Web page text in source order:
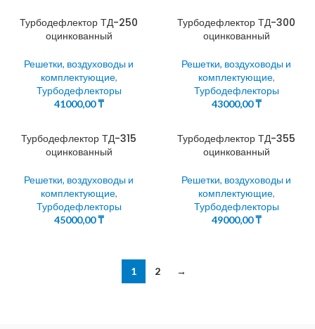
Турбодефлектор ТД-250
оцинкованный
Решетки, воздуховоды и
комплектующие,
Турбодефлекторы
41000,00₸
Турбодефлектор ТД-300
оцинкованный
Решетки, воздуховоды и
комплектующие,
Турбодефлекторы
43000,00₸
Турбодефлектор ТД-315
оцинкованный
Решетки, воздуховоды и
комплектующие,
Турбодефлекторы
45000,00₸
Турбодефлектор ТД-355
оцинкованный
Решетки, воздуховоды и
комплектующие,
Турбодефлекторы
49000,00₸
1 2 →